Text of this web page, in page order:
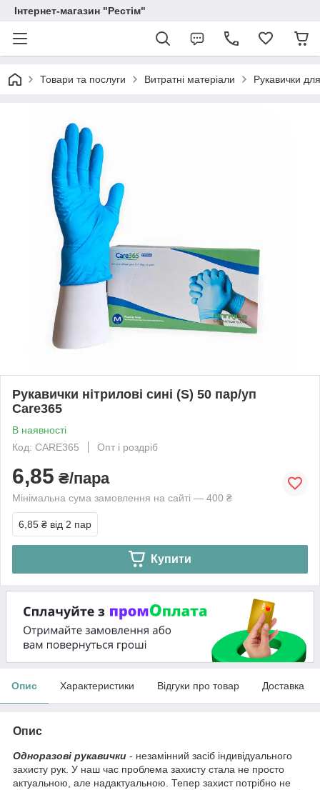
Інтернет-магазин "Рестім"
Товари та послуги Витратні матеріали Рукавички
Рукавички нітрилові сині (S) 50 пар/уп
Care365
В наявності
Код: CARE365
Опт і роздріб
6,85 ₴/пара
Мінімальна сума замовлення на сайті — 400 ₴
6,85 ₴ від 2 пар
Купити
Опис Характеристики Відгуки про товар Доставка
Опис
Одноразові рукавички - незамінний засіб індивідуального
захисту рук. У наш час проблема захисту стала не просто
актуальною, але надактуальною. Тепер захист потрібно не